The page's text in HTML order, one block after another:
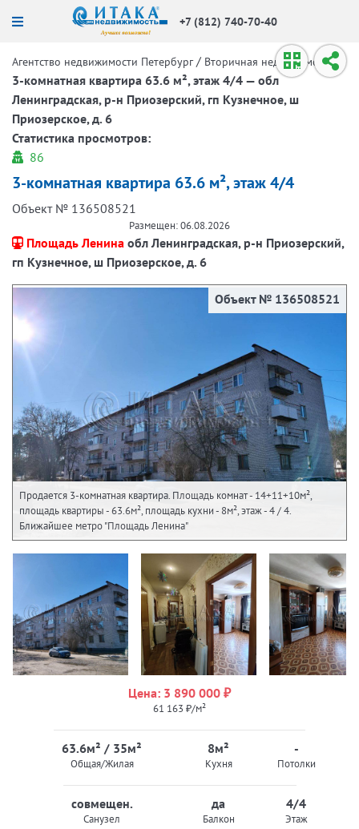
+7 (812) 740-70-40
Агентство недвижимости Петербург / Вторичная недвижимость /
3-комнатная квартира 63.6 м², этаж 4/4 — обл
Ленинградская, р-н Приозерский, гп Кузнечное, ш
Приозерское, д. 6
Статистика просмотров:
86
3-комнатная квартира 63.6 м², этаж 4/4
Объект № 136508521
Размещен: 06.08.2026
Площадь Ленина обл Ленинградская, р-н Приозерский,
гп Кузнечное, ш Приозерское, д. 6
Объект № 136508521
Продается 3-комнатная квартира. Площадь комнат - 14+11+10м²,
площадь квартиры - 63.6м², площадь кухни - 8м², этаж - 4 / 4.
Ближайшее метро "Площадь Ленина"
Цена: 3 890 000 ₽
61 163 ₽/м²
63.6м² / 35м²
Общая/Жилая
8м²
Кухня
-
Потолки
совмещен.
Санузел
да
Балкон
4/4
Этаж